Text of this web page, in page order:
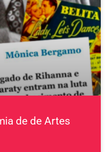
de de Artes